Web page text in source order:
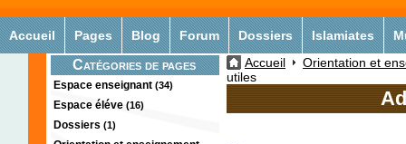
Accueil Pages Blog Forum Dossiers Islamiates
Catégories de pages
Espace enseignant (34)
Espace éléve (16)
Dossiers (1)
Accueil
Orientation et
utiles